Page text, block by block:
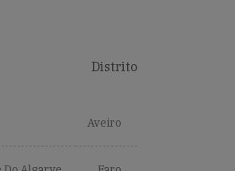
Distrito
Aveiro